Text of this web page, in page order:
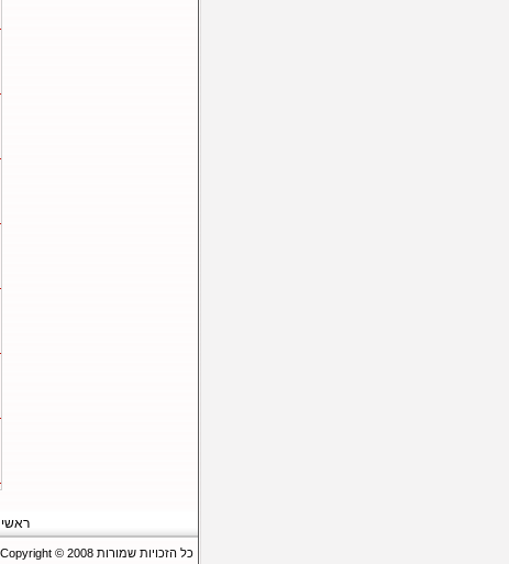
ראשי
כל הזכויות שמורות Copyright © 2008 - קומיון – עולם הטלקום של ישראל